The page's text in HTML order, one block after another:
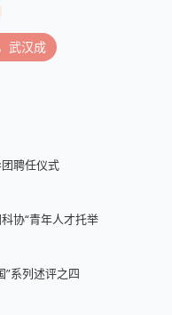
武汉成
聘任仪式
协“青年人才托举
系列述评之四